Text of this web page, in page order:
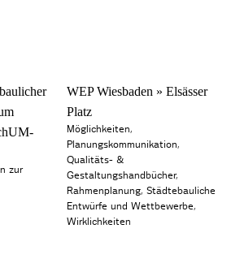
zur
WEP Wiesbaden » Elsässer
Platz
Möglichkeiten,
Planungskommunikation,
Qualitäts- &
Gestaltungshandbücher,
Rahmenplanung, Städtebauliche
Entwürfe und Wettbewerbe,
Wirklichkeiten